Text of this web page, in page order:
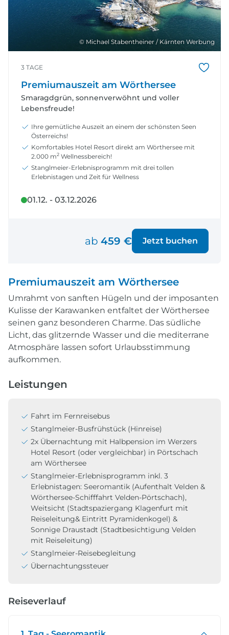
© Michael Stabentheiner / Kärnten Werbung
3 TAGE
Premiumauszeit am Wörthersee
Smaragdgrün, sonnenverwöhnt und voller
Lebensfreude!
Ihre gemütliche Auszeit an einem der schönsten Seen
Österreichs!
Komfortables Hotel Resort direkt am Wörthersee mit
2.000 m2 Wellnessbereich!
Stanglmeier-Erlebnisprogramm mit drei tollen
Erlebnistagen und Zeit für Wellness
01.12. - 03.12.2026
ab 459 € Jetzt buchen
Premiumauszeit am Wörthersee
Umrahmt von sanften Hügeln und der imposanten
Kulisse der Karawanken entfaltet der Wörthersee
seinen ganz besonderen Charme. Das südliche
Licht, das glitzernde Wasser und die mediterrane
Atmosphäre lassen sofort Urlaubsstimmung
aufkommen.
Leistungen
Fahrt im Fernreisebus
Stanglmeier-Busfrühstück (Hinreise)
2x Übernachtung mit Halbpension im Werzers
Hotel Resort (oder vergleichbar) in Pörtschach
am Wörthersee
Stanglmeier-Erlebnisprogramm inkl. 3
Erlebnistagen: Seeromantik (Aufenthalt Velden &
Wörthersee-Schifffahrt Velden-Pörtschach),
Weitsicht (Stadtspaziergang Klagenfurt mit
Reiseleitung& Eintritt Pyramidenkogel) &
Sonnige Draustadt (Stadtbesichtigung Velden
mit Reiseleitung)
Stanglmeier-Reisebegleitung
Übernachtungssteuer
Reiseverlauf